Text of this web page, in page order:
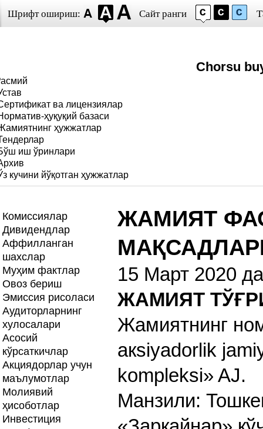
Шрифт ошириш: Сайт ранги
Chorsu
ва лицензиялар
ҳуқуқий базаси
ҳужжатлар
иш ўринлари
кучини йўқотган ҳужжатлар
Комиссиялар
Дивидендлар
Аффилланган
шахслар
Муҳим фактлар
Овоз бериш
Эмиссия рисоласи
Аудиторларнинг
хулосалари
Асосий
кўрсаткичлар
Акциядорлар учун
маълумотлар
Молиявий
ҳисоботлар
Инвестиция
ЖАМИЯТ
15 Март 2020
ЖАМИЯТ
Жамиятнинг
aкsiyadorlik
komplеksi» AJ.
Манзили: